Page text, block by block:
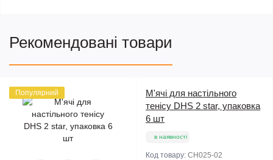
Рекомендовані товари
Популярний
М'ячі для настільного
тенісу DHS 2 star, упаковка
6 шт
в наявності
Код товару: СН025-02